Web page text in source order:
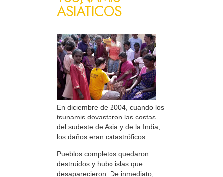
ASIÁTICOS
En diciembre de 2004, cuando los
tsunamis devastaron las costas
del sudeste de Asia y de la India,
los daños eran catastróficos.
Pueblos completos quedaron
destruidos y hubo islas que
desaparecieron. De inmediato,